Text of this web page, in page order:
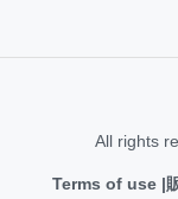
All rights
Terms of use